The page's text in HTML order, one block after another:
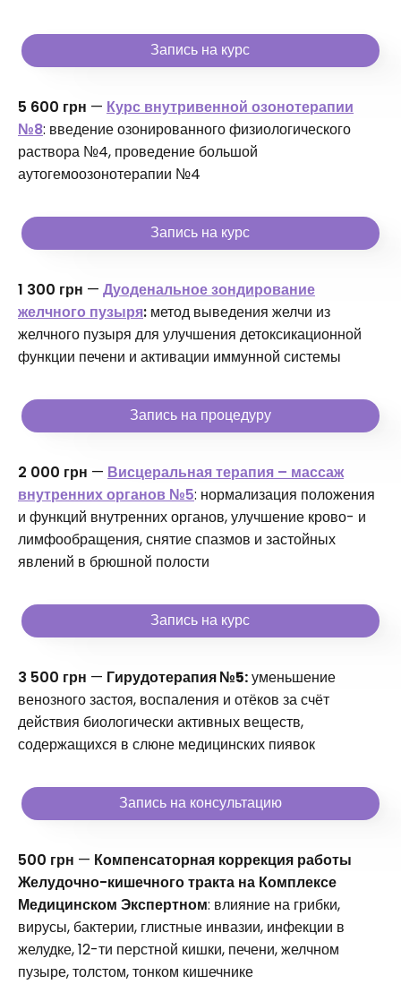
Запись на курс
5 600 грн — Курс внутривенной озонотерапии
№8: введение озонированного физиологического
раствора №4, проведение большой
аутогемоозонотерапии №4
Запись на курс
1 300 грн — Дуоденальное зондирование
желчного пузыря: метод выведения желчи из
желчного пузыря для улучшения детоксикационной
функции печени и активации иммунной системы
Запись на процедуру
2 000 грн — Висцеральная терапия – массаж
внутренних органов №5: нормализация положения
и функций внутренних органов, улучшение крово- и
лимфообращения, снятие спазмов и застойных
явлений в брюшной полости
Запись на курс
3 500 грн — Гирудотерапия №5:уменьшение
венозного застоя, воспаления и отёков за счёт
действия биологически активных веществ,
содержащихся в слюне медицинских пиявок
Запись на консультацию
500 грн — Компенсаторная коррекция работы
Желудочно-кишечного тракта на Комплексе
Медицинском Экспертном: влияние на грибки,
вирусы, бактерии, глистные инвазии, инфекции в
желудке, 12-ти перстной кишки, печени, желчном
пузыре, толстом, тонком кишечнике